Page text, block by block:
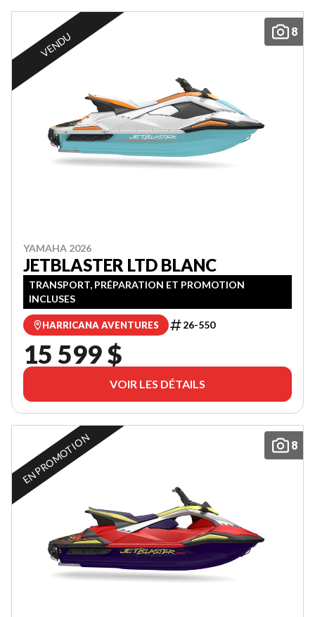
8
VENDU
YAMAHA 2026
JETBLASTER LTD BLANC
TRANSPORT, PRÉPARATION ET PROMOTION
INCLUSES
HARRICANA AVENTURES 26-550
15 599 $
VOIR LES DÉTAILS
8
EN PROMOTION